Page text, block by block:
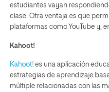
estudiantes vayan
clase. Otra ventaja es que
plataformas como YouTube y,
Kahoot!
Kahoot! es una aplicación
estrategias de aprendizaje
múltiple relacionadas con las